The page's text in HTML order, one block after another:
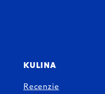
KULINA
Recenzie